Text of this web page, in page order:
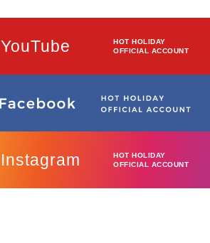
YouTube
HOT HOLIDAY
OFFICIAL ACCOUNT
Instagram
HOT HOLIDAY
OFFICIAL ACCOUNT